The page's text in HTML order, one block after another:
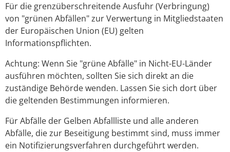
Für die grenzüberschreitende Ausfuhr (Verbringung)
von "grünen Abfällen" zur Verwertung in Mitgliedstaaten
der Europäischen Union (EU) gelten
Informationspflichten.
Achtung: Wenn Sie "grüne Abfälle" in Nicht-EU-Länder
ausführen möchten, sollten Sie sich direkt an die
zuständige Behörde wenden. Lassen Sie sich dort über
die geltenden Bestimmungen informieren.
Für Abfälle der Gelben Abfallliste und alle anderen
Abfälle, die zur Beseitigung bestimmt sind, muss immer
ein Notifizierungsverfahren durchgeführt werden.